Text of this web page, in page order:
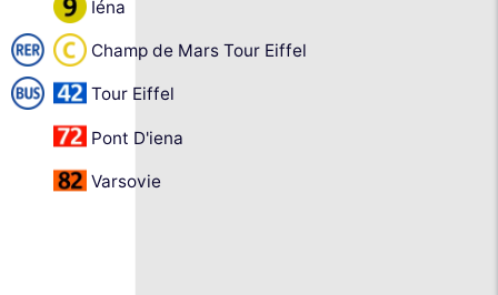
Iéna
Champ de Mars Tour Eiffel
Tour Eiffel
Pont D'iena
Varsovie